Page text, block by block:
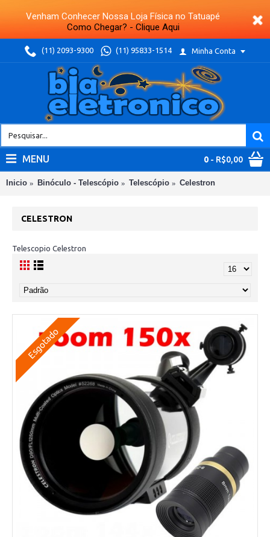
Venham Conhecer Nossa Loja Física no Tatuapé
Como Chegar? - Clique Aqui
(11) 2093-9300 (11) 95833-1514 Minha Conta
0 - R$0,00
MENU
Inicio Binóculo - Telescópio Telescópio Celestron
CELESTRON
Telescopio Celestron
Esgotado